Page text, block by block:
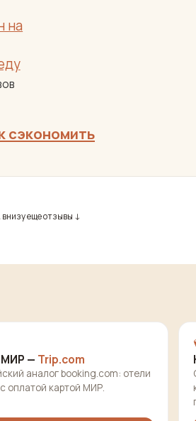
на
сэкономить
внизу еще отзывы ↓
МИР — Trip.com
аналог booking.com: отели
оплатой картой МИР.